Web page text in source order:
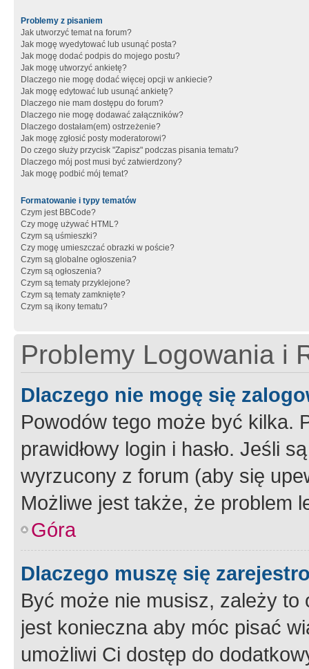
Problemy z pisaniem
Jak utworzyć temat na forum?
Jak mogę wyedytować lub usunąć posta?
Jak mogę dodać podpis do mojego postu?
Jak mogę utworzyć ankietę?
Dlaczego nie mogę dodać więcej opcji w ankiecie?
Jak mogę edytować lub usunąć ankietę?
Dlaczego nie mam dostępu do forum?
Dlaczego nie mogę dodawać załączników?
Dlaczego dostałam(em) ostrzeżenie?
Jak mogę zgłosić posty moderatorowi?
Do czego służy przycisk "Zapisz" podczas pisania tematu?
Dlaczego mój post musi być zatwierdzony?
Jak mogę podbić mój temat?
Formatowanie i typy tematów
Czym jest BBCode?
Czy mogę używać HTML?
Czym są uśmieszki?
Czy mogę umieszczać obrazki w poście?
Czym są globalne ogłoszenia?
Czym są ogłoszenia?
Czym są tematy przyklejone?
Czym są tematy zamknięte?
Czym są ikony tematu?
Problemy Logowania i
Dlaczego nie mogę się
Powodów tego może być kilka.
prawidłowy login i hasło. Jeśli
wyrzucony z forum (aby się
Możliwe jest także, że problem
Góra
Dlaczego muszę się
Być może nie musisz, zależy
jest konieczna aby móc pisać
umożliwi Ci dostęp do